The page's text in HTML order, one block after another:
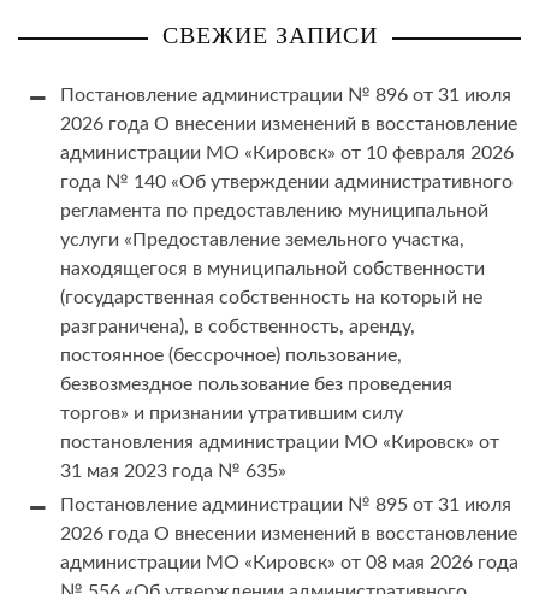
СВЕЖИЕ ЗАПИСИ
Постановление администрации № 896 от 31 июля
2026 года О внесении изменений в восстановление
администрации МО «Кировск» от 10 февраля 2026
года № 140 «Об утверждении административного
регламента по предоставлению муниципальной
услуги «Предоставление земельного участка,
находящегося в муниципальной собственности
(государственная собственность на который не
разграничена), в собственность, аренду,
постоянное (бессрочное) пользование,
безвозмездное пользование без проведения
торгов» и признании утратившим силу
постановления администрации МО «Кировск» от
31 мая 2023 года № 635»
Постановление администрации № 895 от 31 июля
2026 года О внесении изменений в восстановление
администрации МО «Кировск» от 08 мая 2026 года